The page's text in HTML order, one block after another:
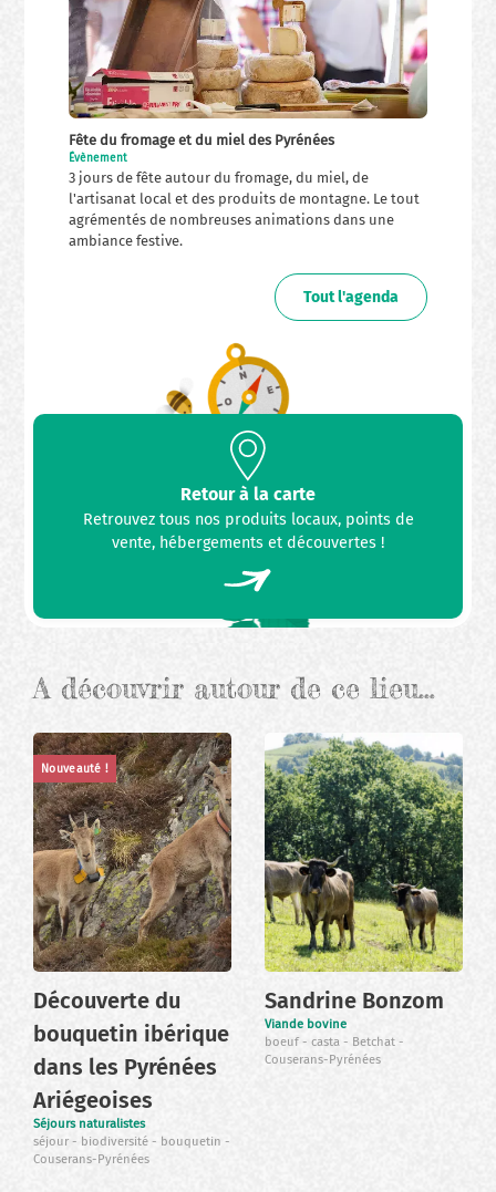
Fête du fromage et du miel des Pyrénées
Évènement
3 jours de fête autour du fromage, du miel, de
l'artisanat local et des produits de montagne. Le tout
agrémentés de nombreuses animations dans une
ambiance festive.
Tout l'agenda
Retour à la carte
Retrouvez tous nos produits locaux, points de
vente, hébergements et découvertes !
A découvrir autour de ce lieu…
Nouveauté !
Découverte du
bouquetin ibérique
dans les Pyrénées
Ariégeoises
Séjours naturalistes
séjour
biodiversité
bouquetin
Couserans-Pyrénées
Sandrine Bonzom
Viande bovine
boeuf
casta
Betchat
Couserans-Pyrénées